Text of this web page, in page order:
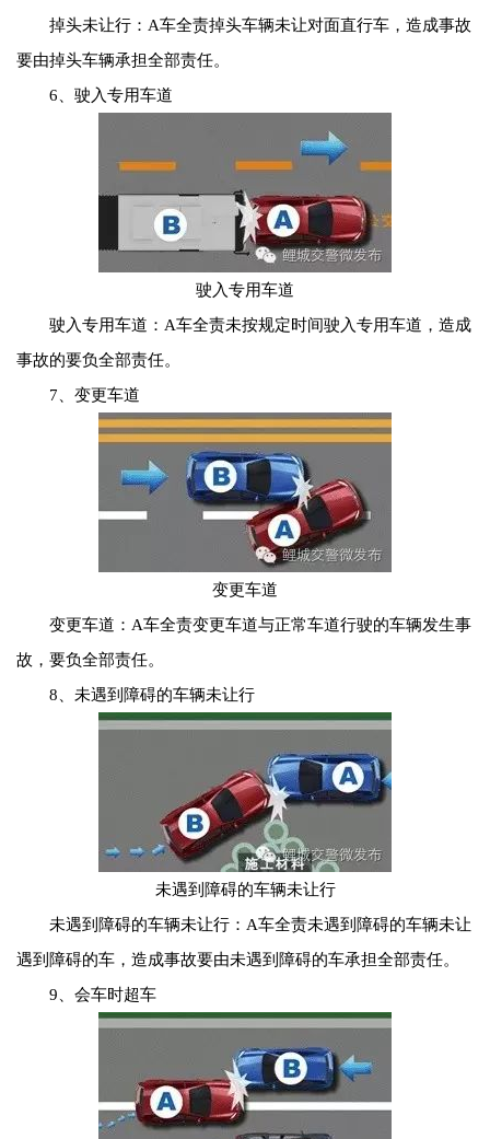
掉头未让行：A车全责掉头车辆未让对面直行车，造成事故
要由掉头车辆承担全部责任。
6、驶入专用车道
驶入专用车道
驶入专用车道：A车全责未按规定时间驶入专用车道，造成
事故的要负全部责任。
7、变更车道
变更车道
变更车道：A车全责变更车道与正常车道行驶的车辆发生事
故，要负全部责任。
8、未遇到障碍的车辆未让行
未遇到障碍的车辆未让行
未遇到障碍的车辆未让行：A车全责未遇到障碍的车辆未让
遇到障碍的车，造成事故要由未遇到障碍的车承担全部责任。
9、会车时超车